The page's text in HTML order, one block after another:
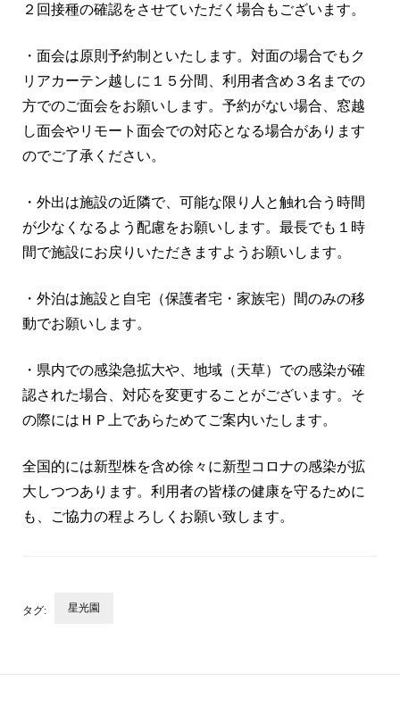
２回接種の確認をさせていただく場合もございます。
・面会は原則予約制といたします。対面の場合でもク
リアカーテン越しに１５分間、利用者含め３名までの
方でのご面会をお願いします。予約がない場合、窓越
し面会やリモート面会での対応となる場合があります
のでご了承ください。
・外出は施設の近隣で、可能な限り人と触れ合う時間
が少なくなるよう配慮をお願いします。最長でも１時
間で施設にお戻りいただきますようお願いします。
・外泊は施設と自宅（保護者宅・家族宅）間のみの移
動でお願いします。
・県内での感染急拡大や、地域（天草）での感染が確
認された場合、対応を変更することがございます。そ
の際にはＨＰ上であらためてご案内いたします。
全国的には新型株を含め徐々に新型コロナの感染が拡
大しつつあります。利用者の皆様の健康を守るために
も、ご協力の程よろしくお願い致します。
タグ: 星光園